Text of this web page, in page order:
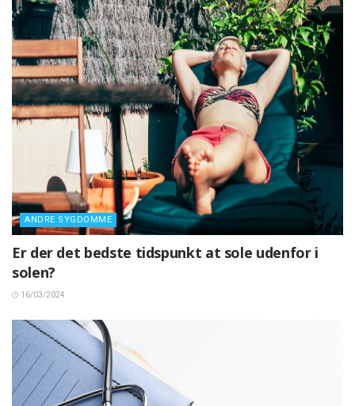
ANDRE SYGDOMME
Er der det bedste tidspunkt at sole udenfor i
solen?
16/03/2024